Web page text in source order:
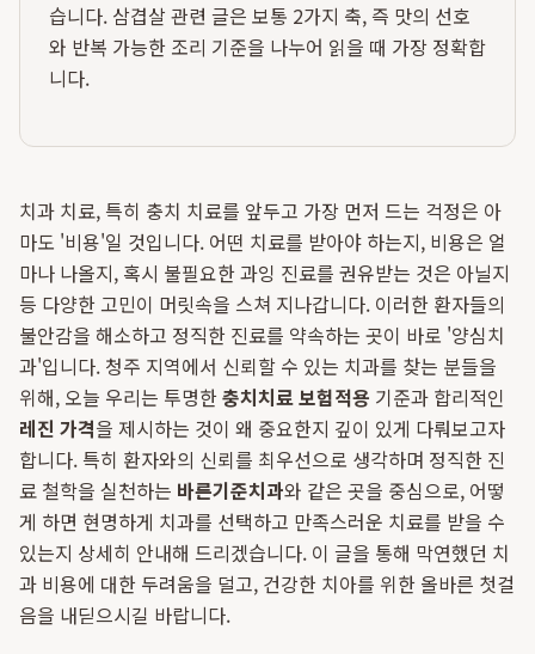
습니다. 삼겹살 관련 글은 보통 2가지 축, 즉 맛의 선호
와 반복 가능한 조리 기준을 나누어 읽을 때 가장 정확합
니다.
치과 치료, 특히 충치 치료를 앞두고 가장 먼저 드는 걱정은 아
마도 '비용'일 것입니다. 어떤 치료를 받아야 하는지, 비용은 얼
마나 나올지, 혹시 불필요한 과잉 진료를 권유받는 것은 아닐지
등 다양한 고민이 머릿속을 스쳐 지나갑니다. 이러한 환자들의
불안감을 해소하고 정직한 진료를 약속하는 곳이 바로 '양심치
과'입니다. 청주 지역에서 신뢰할 수 있는 치과를 찾는 분들을
위해, 오늘 우리는 투명한충치치료 보험적용 기준과 합리적인
레진 가격을 제시하는 것이 왜 중요한지 깊이 있게 다뤄보고자
합니다. 특히 환자와의 신뢰를 최우선으로 생각하며 정직한 진
료 철학을 실천하는 바른기준치과와 같은 곳을 중심으로, 어떻
게 하면 현명하게 치과를 선택하고 만족스러운 치료를 받을 수
있는지 상세히 안내해 드리겠습니다. 이 글을 통해 막연했던 치
과 비용에 대한 두려움을 덜고, 건강한 치아를 위한 올바른 첫걸
음을 내딛으시길 바랍니다.